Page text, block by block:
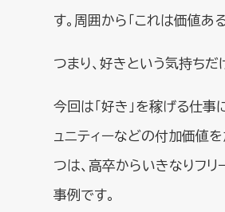
す。周囲から「これは価値あ
つまり、好きという気持ちだ
今回は「好き」を稼げる仕事
ュニティーなどの付加価値
つは、高卒からいきなりフ
事例です。